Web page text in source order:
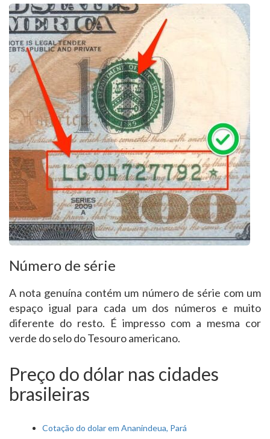
Número de série
A nota genuína contém um número de série com um
espaço igual para cada um dos números e muito
diferente do resto. É impresso com a mesma cor
verde do selo do Tesouro americano.
Preço do dólar nas cidades
brasileiras
Cotação do dolar em Ananindeua, Pará